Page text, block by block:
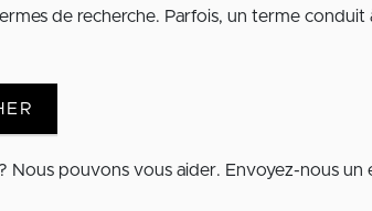
de recherche. Parfois, un terme conduit
Nous pouvons vous aider. Envoyez-nous un